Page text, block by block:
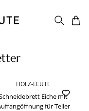
HOLZ-LEUTE
Eiche mit
für Teller